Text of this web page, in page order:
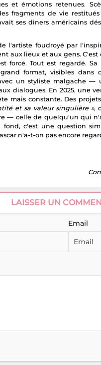
et émotions retenues.
fragments de vie
ses diners américains
l'artiste foudroyé par
aux lieux et aux gens.
forcé. Tout est regardé.
format, visibles
un styliste malgache
dialogues. En 2025, une
mais constante. Des
et sa valeur singulière »,
— celle de quelqu'un qui
c'est une question
n'a-t-on pas encore
LAISSER UN
Email